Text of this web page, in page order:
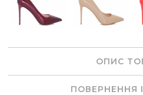
ОПИС
ПОВЕРНЕННЯ